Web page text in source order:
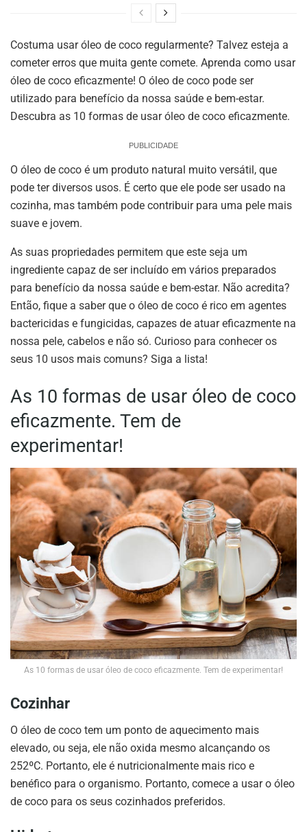
Costuma usar óleo de coco regularmente? Talvez esteja a
cometer erros que muita gente comete. Aprenda como usar
óleo de coco eficazmente! O óleo de coco pode ser
utilizado para benefício da nossa saúde e bem-estar.
Descubra as 10 formas de usar óleo de coco eficazmente.
PUBLICIDADE
O óleo de coco é um produto natural muito versátil, que
pode ter diversos usos. É certo que ele pode ser usado na
cozinha, mas também pode contribuir para uma pele mais
suave e jovem.
As suas propriedades permitem que este seja um
ingrediente capaz de ser incluído em vários preparados
para benefício da nossa saúde e bem-estar. Não acredita?
Então, fique a saber que o óleo de coco é rico em agentes
bactericidas e fungicidas, capazes de atuar eficazmente na
nossa pele, cabelos e não só. Curioso para conhecer os
seus 10 usos mais comuns? Siga a lista!
As 10 formas de usar óleo de coco
eficazmente. Tem de
experimentar!
As 10 formas de usar óleo de coco eficazmente. Tem de experimentar!
Cozinhar
O óleo de coco tem um ponto de aquecimento mais
elevado, ou seja, ele não oxida mesmo alcançando os
252ºC. Portanto, ele é nutricionalmente mais rico e
benéfico para o organismo. Portanto, comece a usar o óleo
de coco para os seus cozinhados preferidos.